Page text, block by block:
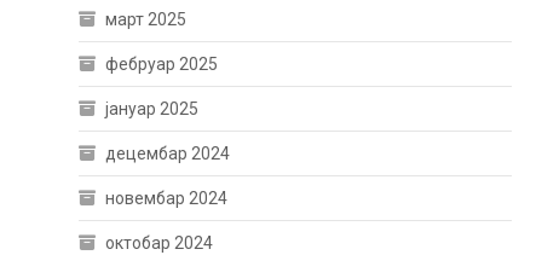
март 2025
фебруар 2025
јануар 2025
децембар 2024
новембар 2024
октобар 2024